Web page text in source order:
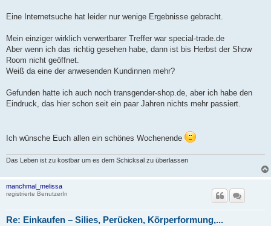
Eine Internetsuche hat leider nur wenige Ergebnisse gebracht.
Mein einziger wirklich verwertbarer Treffer war special-trade.de
Aber wenn ich das richtig gesehen habe, dann ist bis Herbst der Show
Room nicht geöffnet.
Weiß da eine der anwesenden Kundinnen mehr?
Gefunden hatte ich auch noch transgender-shop.de, aber ich habe den
Eindruck, das hier schon seit ein paar Jahren nichts mehr passiert.
Ich wünsche Euch allen ein schönes Wochenende
Das Leben ist zu kostbar um es dem Schicksal zu überlassen
manchmal_melissa
registrierte BenutzerIn
Re: Einkaufen – Silies, Perücken, Körperformung,...